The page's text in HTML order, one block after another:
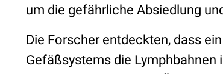
um die gefährliche Absiedlung
Die Forscher entdeckten, dass
Gefäßsystems die